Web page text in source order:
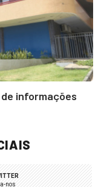
informações
nos